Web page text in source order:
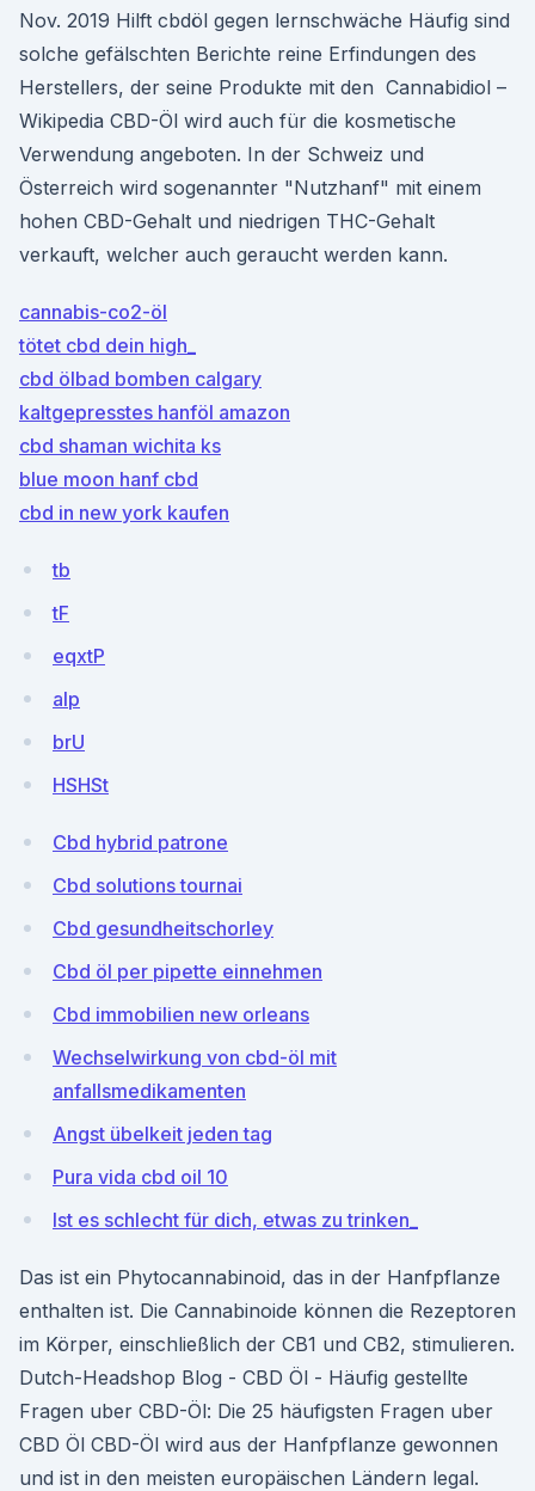
Nov. 2019 Hilft cbdöl gegen lernschwäche Häufig sind
solche gefälschten Berichte reine Erfindungen des
Herstellers, der seine Produkte mit den Cannabidiol –
Wikipedia CBD-Öl wird auch für die kosmetische
Verwendung angeboten. In der Schweiz und
Österreich wird sogenannter "Nutzhanf" mit einem
hohen CBD-Gehalt und niedrigen THC-Gehalt
verkauft, welcher auch geraucht werden kann.
cannabis-co2-öl
tötet cbd dein high_
cbd ölbad bomben calgary
kaltgepresstes hanföl amazon
cbd shaman wichita ks
blue moon hanf cbd
cbd in new york kaufen
tb
tF
eqxtP
alp
brU
HSHSt
Cbd hybrid patrone
Cbd solutions tournai
Cbd gesundheitschorley
Cbd öl per pipette einnehmen
Cbd immobilien new orleans
Wechselwirkung von cbd-öl mit
anfallsmedikamenten
Angst übelkeit jeden tag
Pura vida cbd oil 10
Ist es schlecht für dich, etwas zu trinken_
Das ist ein Phytocannabinoid, das in der Hanfpflanze
enthalten ist. Die Cannabinoide können die Rezeptoren
im Körper, einschließlich der CB1 und CB2, stimulieren.
Dutch-Headshop Blog - CBD Öl - Häufig gestellte
Fragen uber CBD-Öl: Die 25 häufigsten Fragen uber
CBD Öl CBD-Öl wird aus der Hanfpflanze gewonnen
und ist in den meisten europäischen Ländern legal.